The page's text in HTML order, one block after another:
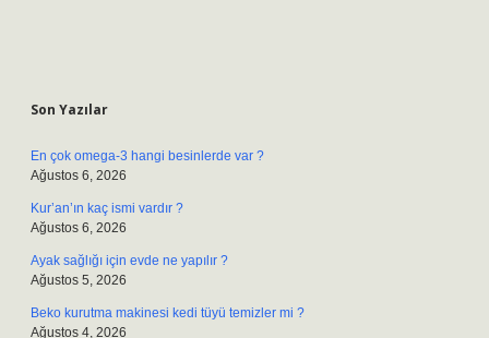
Son Yazılar
En çok omega-3 hangi besinlerde var ?
Ağustos 6, 2026
Kur’an’ın kaç ismi vardır ?
Ağustos 6, 2026
Ayak sağlığı için evde ne yapılır ?
Ağustos 5, 2026
Beko kurutma makinesi kedi tüyü temizler mi ?
Ağustos 4, 2026